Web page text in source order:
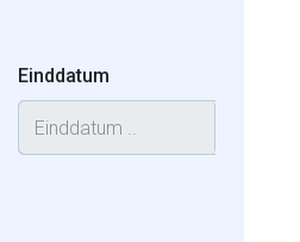
Einddatum